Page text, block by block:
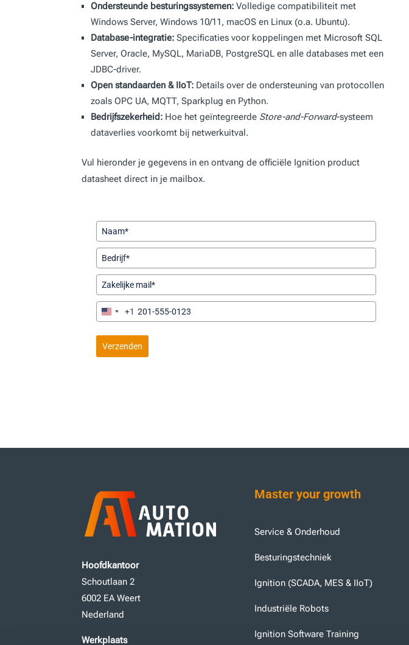
Ondersteunde besturingssystemen: Volledige compatibiliteit met
Windows Server, Windows 10/11, macOS en Linux (o.a. Ubuntu).
Database-integratie: Specificaties voor koppelingen met Microsoft SQL
Server, Oracle, MySQL, MariaDB, PostgreSQL en alle databases met een
JDBC-driver.
Open standaarden & IIoT: Details over de ondersteuning van protocollen
zoals OPC UA, MQTT, Sparkplug en Python.
Bedrijfszekerheid: Hoe het geïntegreerde Store-and-Forward-systeem
dataverlies voorkomt bij netwerkuitval.
Vul hieronder je gegevens in en ontvang de officiële Ignition product
datasheet direct in je mailbox.
U
i
e
+1
Verzenden
Hoofdkantoor
Schoutlaan 2
6002 EA Weert
Nederland
Werkplaats
Master your growth
Service & Onderhoud
Besturingstechniek
Ignition (SCADA, MES & IIoT)
Industriële Robots
Ignition Software Training